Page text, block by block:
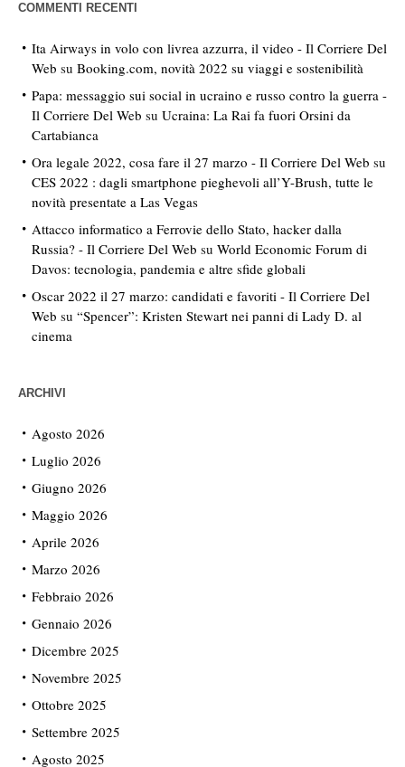
COMMENTI RECENTI
Ita Airways in volo con livrea azzurra, il video - Il Corriere Del
Web su Booking.com, novità 2022 su viaggi e sostenibilità
Papa: messaggio sui social in ucraino e russo contro la guerra -
Il Corriere Del Web su Ucraina: La Rai fa fuori Orsini da
Cartabianca
Ora legale 2022, cosa fare il 27 marzo - Il Corriere Del Web su
CES 2022 : dagli smartphone pieghevoli all’Y-Brush, tutte le
novità presentate a Las Vegas
Attacco informatico a Ferrovie dello Stato, hacker dalla
Russia? - Il Corriere Del Web su World Economic Forum di
Davos: tecnologia, pandemia e altre sfide globali
Oscar 2022 il 27 marzo: candidati e favoriti - Il Corriere Del
Web su “Spencer”: Kristen Stewart nei panni di Lady D. al
cinema
ARCHIVI
Agosto 2026
Luglio 2026
Giugno 2026
Maggio 2026
Aprile 2026
Marzo 2026
Febbraio 2026
Gennaio 2026
Dicembre 2025
Novembre 2025
Ottobre 2025
Settembre 2025
Agosto 2025